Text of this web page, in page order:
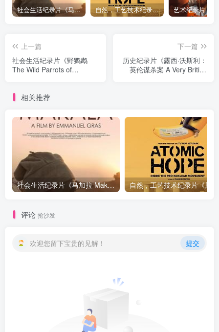
社会生活纪录片《马加拉 Makala》下载 自然，工艺技术纪录片《原子能的希望 Atomic Hope – Inside the Pro-Nuclear Movement》下载
上一篇
社会生活纪录片《野鹦鹉
The Wild Parrots of
下一篇
历史纪录片《露西·沃斯利：
英伦谋杀案 A Very British
相关推荐
社会生活纪录片《马加拉 Makala》下载
评论 抢沙发
欢迎您留下宝贵的见解！ 提交